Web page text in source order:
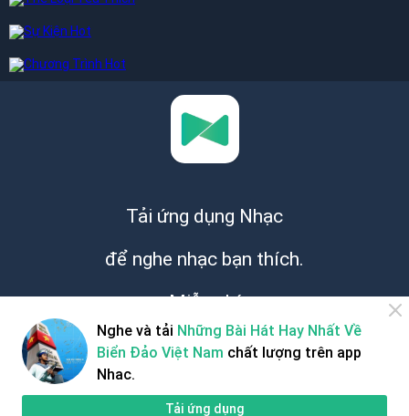
Tải ứng dụng Nhạc
để nghe nhạc bạn thích.
Miễn phí
Nghe và tải Những Bài Hát Hay Nhất Về
Biển Đảo Việt Nam chất lượng trên app
Nhac.
Tải ứng dụng